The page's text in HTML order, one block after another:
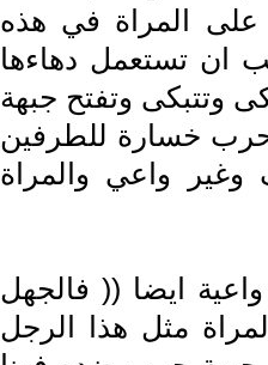
على المراة في هذه
ان تستعمل دهاءها
وتتبكى وتفتح جبهة
خسارة للطرفين
واعي والمراة
ايضا (( فالجهل
مثل هذا الرجل